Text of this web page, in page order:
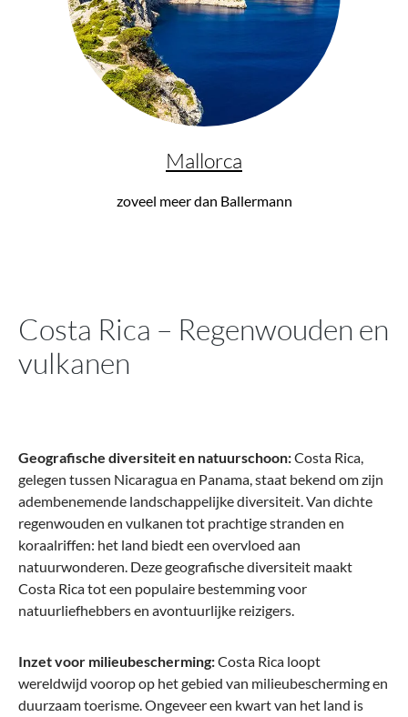
Mallorca
zoveel meer dan Ballermann
Costa Rica – Regenwouden en
vulkanen
Geografische diversiteit en natuurschoon:Costa Rica,
gelegen tussen Nicaragua en Panama, staat bekend om zijn
adembenemende landschappelijke diversiteit. Van dichte
regenwouden en vulkanen tot prachtige stranden en
koraalriffen: het land biedt een overvloed aan
natuurwonderen. Deze geografische diversiteit maakt
Costa Rica tot een populaire bestemming voor
natuurliefhebbers en avontuurlijke reizigers.
Inzet voor milieubescherming:Costa Rica loopt
wereldwijd voorop op het gebied van milieubescherming en
duurzaam toerisme. Ongeveer een kwart van het land is